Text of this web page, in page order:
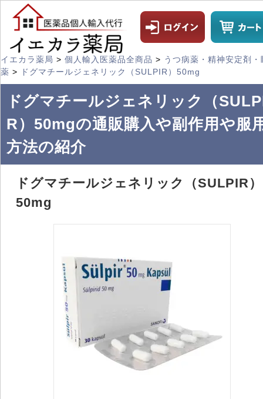
イエカラ薬局 > 個人輸入医薬品全商品 > うつ病薬・精神安定剤・
薬 > ドグマチールジェネリック（SULPIR）50mg
ドグマチールジェネリック（
R）50mgの通販購入や副作用や服
方法の紹介
ドグマチールジェネリック（SULPIR）
50mg